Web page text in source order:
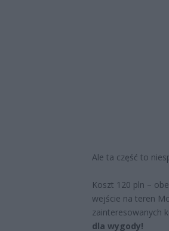
Ale ta część to
Koszt 120 pln –
wejście na teren
zainteresowanych
dla wygody!